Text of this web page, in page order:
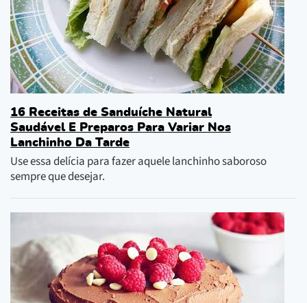
16 Receitas de Sanduíche Natural
Saudável E Preparos Para Variar Nos
Lanchinho Da Tarde
Use essa delícia para fazer aquele lanchinho saboroso
sempre que desejar.